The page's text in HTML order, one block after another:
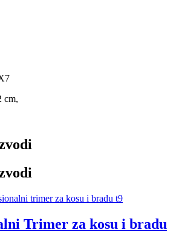
cm,
Trimer za kosu i bradu